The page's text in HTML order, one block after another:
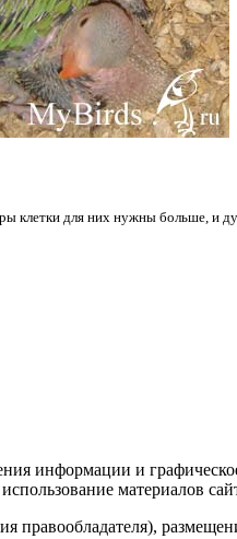
клетки для них нужны больше, и
информации и
материалов
правообладателя),